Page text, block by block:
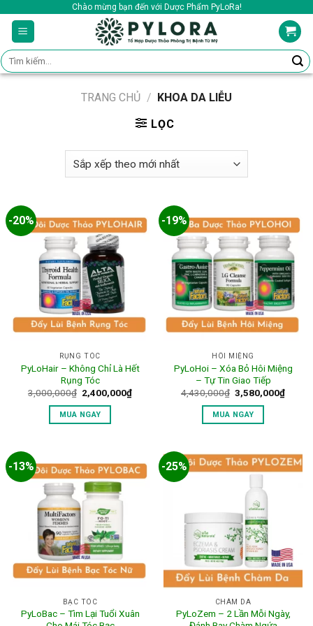
content
Chào mừng bạn đến với Dược Phẩm PyLoRa!
Tìm
kiếm:
TRANG CHỦ / KHOA DA LIỄU
LỌC
-20%
RỤNG TÓC
PyLoHair – Không Chỉ Là Hết
Rụng Tóc
3,000,000₫ Giá
gốc
là:
3,000,000₫.
2,400,000₫Giá
MUA NGAY
-19%
HÔI MIỆNG
PyLoHoi – Xóa Bỏ Hôi Miệng
– Tự Tin Giao Tiếp
4,430,000₫ Giá
gốc
là:
4,430,000₫.
3,580,000₫Giá
MUA NGAY
-13%
BẠC TÓC
PyLoBac – Tìm Lại Tuổi Xuân
-25%
CHÀM DA
PyLoZem – 2 Lần Mỗi Ngày,